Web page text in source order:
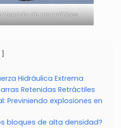
de neumáticos
Hidráulica Extrema
Retenidas Retráctiles
Previniendo explosiones en
bloques de alta densidad?